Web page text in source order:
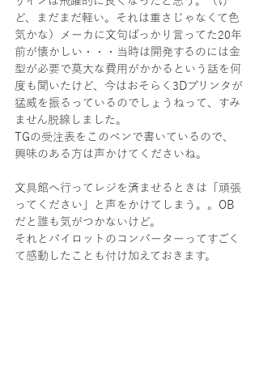
ど、まだまだ軽い。それは重さじゃなくて色
気かな）メーカに文句ばっかり言ってた20年
前が懐かしい・・・当時は開発するのには金
型が必要で莫大な費用がかかるという話を何
度も聞いたけど、今はおそらく3Dプリンタが
猛威を振るっているのでしょうねって、すみ
ません脱線しました。
TGの受注表をこのペンで書いているので、
興味のある方は声かけてくださいね。
文具館へ行ってレジを済ませるときは「頑張
ってください」と声をかけてしまう。。OB
だと誰も気がつかないけど。
それとパイロットのコンバーターってすごく
て感動したことも付け加えておきます。